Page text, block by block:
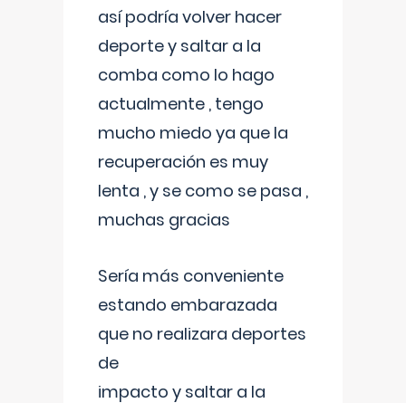
así podría volver hacer
deporte y saltar a la
comba como lo hago
actualmente , tengo
mucho miedo ya que la
recuperación es muy
lenta , y se como se pasa ,
muchas gracias
Sería más conveniente
estando embarazada
que no realizara deportes
de
impacto y saltar a la